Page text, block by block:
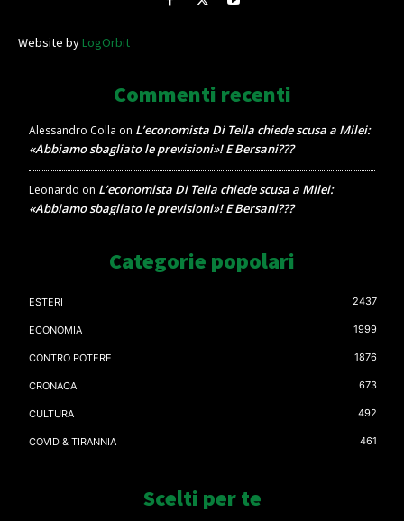
Website byLogOrbit
Commenti recenti
Alessandro Colla on L’economista Di Tella chiede scusa a Milei:
«Abbiamo sbagliato le previsioni»! E Bersani???
Leonardo on L’economista Di Tella chiede scusa a Milei:
«Abbiamo sbagliato le previsioni»! E Bersani???
Categorie popolari
ESTERI 2437
ECONOMIA 1999
CONTRO POTERE 1876
CRONACA 673
CULTURA 492
COVID & TIRANNIA 461
Scelti per te